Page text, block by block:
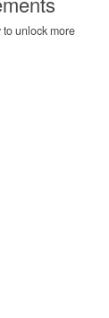
unlock more